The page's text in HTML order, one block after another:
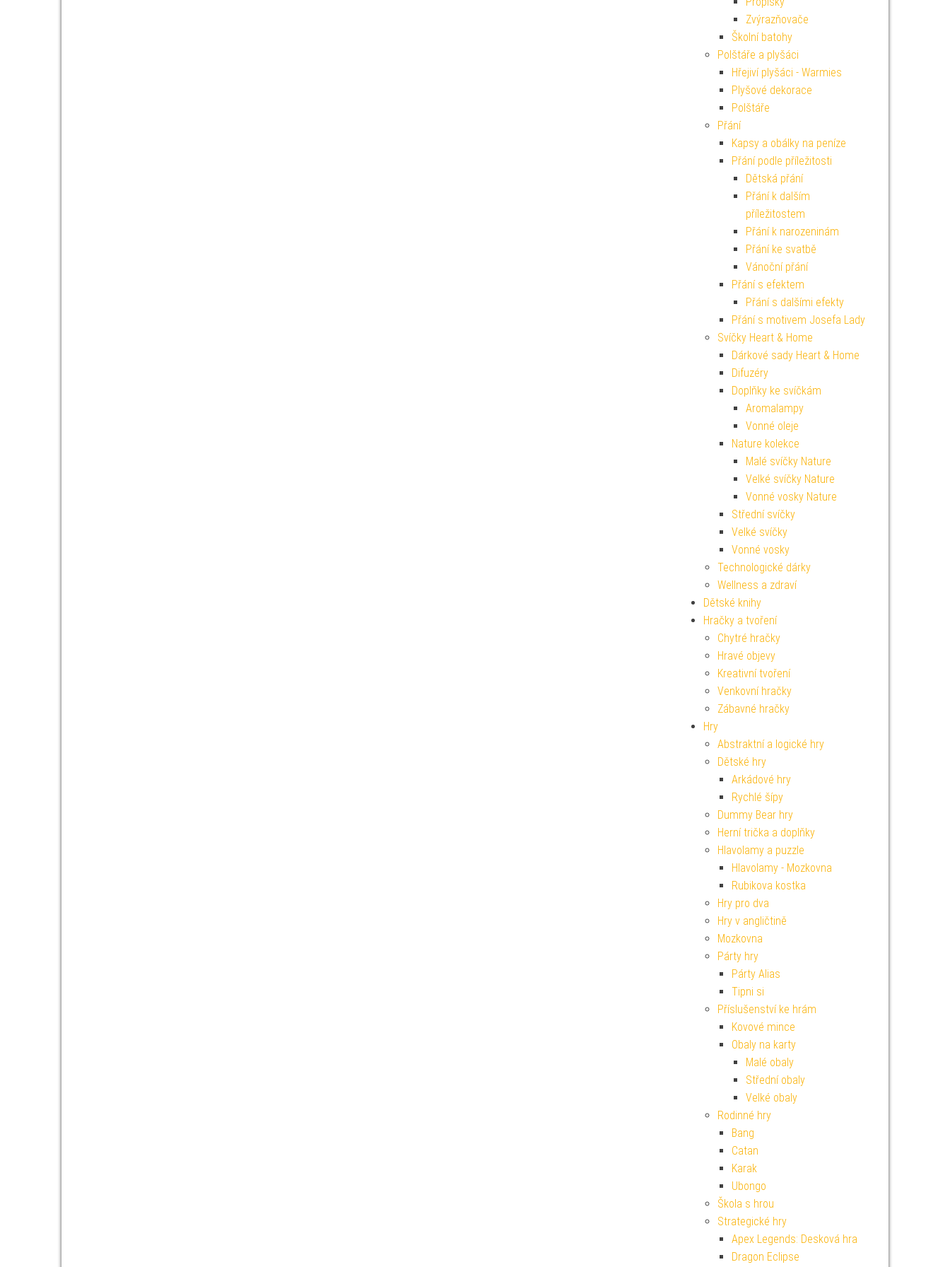
Zvýrazňovače
Školní batohy
Polštáře a plyšáci
Hřejiví plyšáci - Warmies
Plyšové dekorace
Polštáře
Přání
Kapsy a obálky na peníze
Přání podle příležitosti
Dětská přání
Přání k dalším
příležitostem
Přání k narozeninám
Přání ke svatbě
Vánoční přání
Přání s efektem
Přání s dalšími efekty
Přání s motivem Josefa Lady
Svíčky Heart & Home
Dárkové sady Heart & Home
Difuzéry
Doplňky ke svíčkám
Aromalampy
Vonné oleje
Nature kolekce
Malé svíčky Nature
Velké svíčky Nature
Vonné vosky Nature
Střední svíčky
Velké svíčky
Vonné vosky
Technologické dárky
Wellness a zdraví
Dětské knihy
Hračky a tvoření
Chytré hračky
Hravé objevy
Kreativní tvoření
Venkovní hračky
Zábavné hračky
Hry
Abstraktní a logické hry
Dětské hry
Arkádové hry
Rychlé šípy
Dummy Bear hry
Herní trička a doplňky
Hlavolamy a puzzle
Hlavolamy - Mozkovna
Rubikova kostka
Hry pro dva
Hry v angličtině
Mozkovna
Párty hry
Párty Alias
Tipni si
Příslušenství ke hrám
Kovové mince
Obaly na karty
Malé obaly
Střední obaly
Velké obaly
Rodinné hry
Bang
Catan
Karak
Ubongo
Škola s hrou
Strategické hry
Apex Legends: Desková hra
Dragon Eclipse